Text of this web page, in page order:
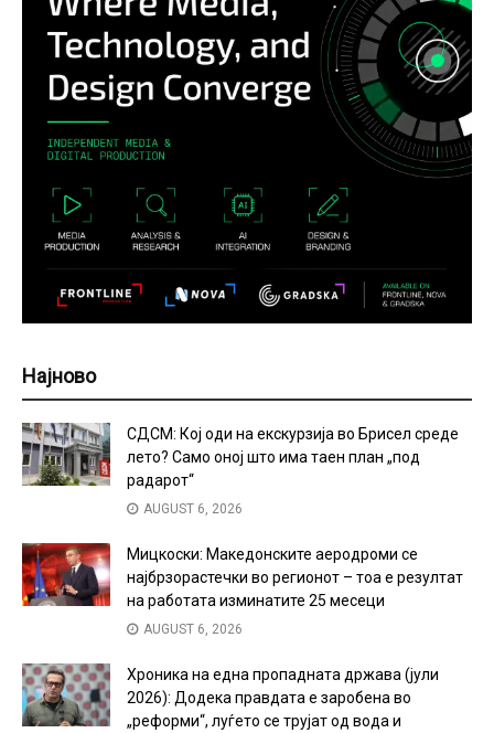
Најново
СДСМ: Кој оди на екскурзија во Брисел среде
лето? Само оној што има таен план „под
радарот“
AUGUST 6, 2026
Мицкоски: Македонските аеродроми се
најбрзорастечки во регионот – тоа е резултат
на работата изминатите 25 месеци
AUGUST 6, 2026
Хроника на една пропадната држава (јули
2026): Додека правдата е заробена во
„реформи“, луѓето се трујат од вода и